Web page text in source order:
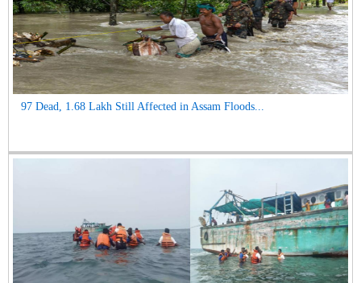
97 Dead, 1.68 Lakh Still Affected in Assam Floods...